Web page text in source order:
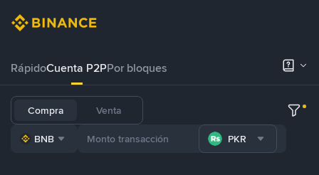
RápidoCuenta P2PPor bloques
Compra Venta
BNB PKR